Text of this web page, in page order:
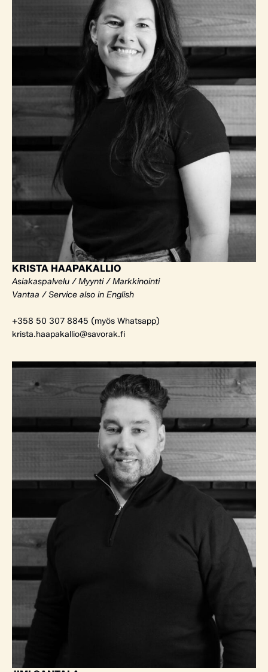
KRISTA HAAPAKALLIO
Asiakaspalvelu / Myynti / Markkinointi
Vantaa / Service also in English
+358 50 307 8845 (myös Whatsapp)
krista.haapakallio@savorak.fi